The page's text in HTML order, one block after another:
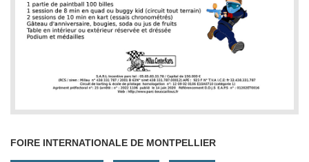
FOIRE INTERNATIONALE DE MONTPELLIER